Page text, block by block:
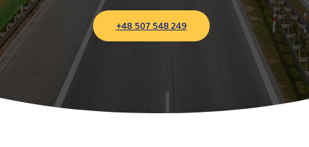
+48 507 548 249